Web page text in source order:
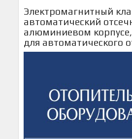
Электромагнитный
автоматический
алюминиевом
для автоматического